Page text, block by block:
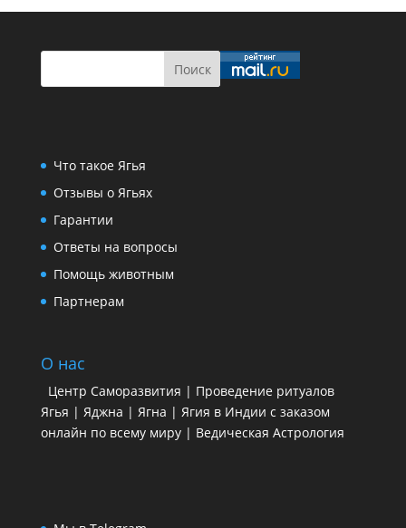
Что такое Ягья
Отзывы о Ягьях
Гарантии
Ответы на вопросы
Помощь животным
Партнерам
О нас
Центр Саморазвития | Проведение ритуалов
Ягья | Яджна | Ягна | Ягия в Индии с заказом
онлайн по всему миру | Ведическая Астрология